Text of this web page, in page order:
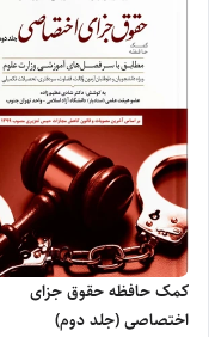
کمک حافظه حقوق جزای
اختصاصی (جلد دوم)